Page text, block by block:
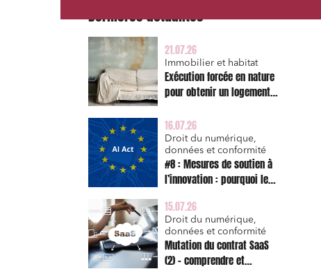
Dernières actualités
21.07.26
Immobilier et habitat
Exécution forcée en nature
pour obtenir un logement
triennale de l’action en
réparation
16.07.26
Droit du numérique,
données et conformité
#8 : Mesures de soutien à
l’innovation : pourquoi le
est d’abord un sujet de
risque juridique
15.07.26
Droit du numérique,
données et conformité
Mutation du contrat SaaS
(2) – comprendre et